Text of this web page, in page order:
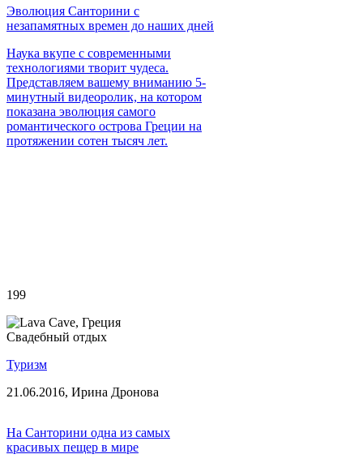
Эволюция Санторини с
незапамятных времен до наших дней
Наука вкупе с современными
технологиями творит чудеса.
Представляем вашему вниманию 5-
минутный видеоролик, на котором
показана эволюция самого
романтического острова Греции на
протяжении сотен тысяч лет.
199
Свадебный отдых
Туризм
21.06.2016, Ирина Дронова
На Санторини одна из самых
красивых пещер в мире